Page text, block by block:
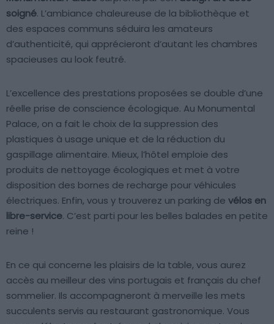
soigné. L’ambiance chaleureuse de la bibliothèque et
des espaces communs séduira les amateurs
d’authenticité, qui apprécieront d’autant les chambres
spacieuses au look feutré.
L’excellence des prestations proposées se double d’une
réelle prise de conscience écologique. Au Monumental
Palace, on a fait le choix de la suppression des
plastiques à usage unique et de la réduction du
gaspillage alimentaire. Mieux, l’hôtel emploie des
produits de nettoyage écologiques et met à votre
disposition des bornes de recharge pour véhicules
électriques. Enfin, vous y trouverez un parking de vélos en
libre-service. C’est parti pour les belles balades en petite
reine !
En ce qui concerne les plaisirs de la table, vous aurez
accès au meilleur des vins portugais et français du chef
sommelier. Ils accompagneront à merveille les mets
succulents servis au restaurant gastronomique. Vous